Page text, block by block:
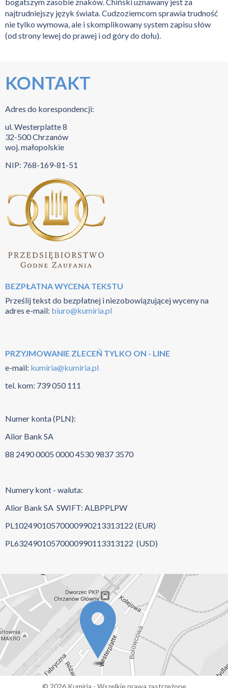
najtrudniejszy język świata. Cudzoziemcom sprawia trudność
nie tylko wymowa, ale i skomplikowany system zapisu słów
(od strony lewej do prawej i od góry do dołu).
KONTAKT
Adres do korespondencji:
ul. Westerplatte 8
32-500 Chrzanów
woj. małopolskie
NIP: 768-169-81-51
BEZPŁATNA WYCENA TEKSTU
Prześlij tekst do bezpłatnej i niezobowiązującej wyceny na
adres e-mail: biuro@kumiria.pl
PRZYJMOWANIE ZLECEŃ TYLKO ON - LINE
e-mail: kumiria@kumiria.pl
tel. kom: 739 050 111
Numer konta (PLN):
Alior Bank SA
88 2490 0005 0000 4530 9837 3570
Numery kont - waluta:
Alior Bank SA SWIFT: ALBPPLPW
PL10249010570000990213313122 (EUR)
PL63249010570000990113313122 (USD)
© 2026 Kumiria - Wszelkie prawa zastrzeżone